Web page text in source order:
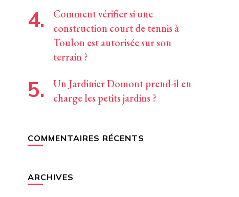
Comment vérifier si une
construction court de tennis à
Toulon est autorisée sur son
terrain ?
Un Jardinier Domont prend-il en
charge les petits jardins ?
COMMENTAIRES RÉCENTS
ARCHIVES